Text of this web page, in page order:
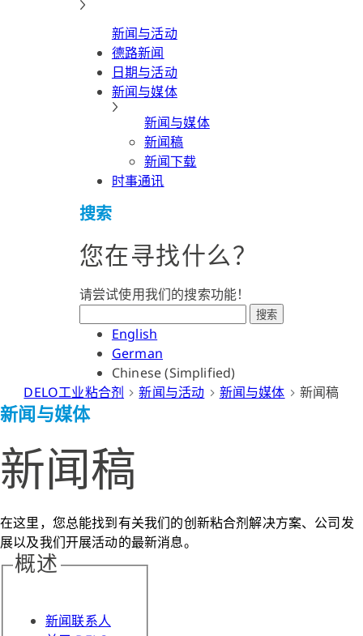
新闻与活动
德路新闻
日期与活动
新闻与媒体
新闻与媒体
新闻稿
新闻下载
时事通讯
搜索
您在寻找什么？
请尝试使用我们的搜索功能！
搜索
English
German
Chinese (Simplified)
DELO工业粘合剂
新闻与活动 新闻与媒体 新闻稿
新闻与媒体
新闻稿
在这里，您总能找到有关我们的创新粘合剂解决方案、公司发
展以及我们开展活动的最新消息。
概述
新闻联系人